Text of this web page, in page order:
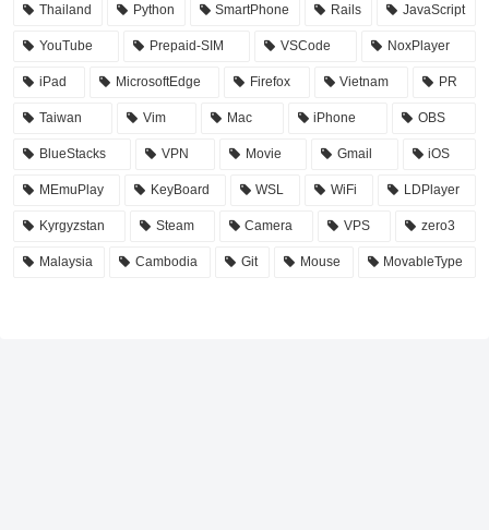
Thailand Python SmartPhone Rails JavaScript
YouTube Prepaid-SIM VSCode NoxPlayer
iPad MicrosoftEdge Firefox Vietnam PR
Taiwan Vim Mac iPhone OBS
BlueStacks VPN Movie Gmail iOS
MEmuPlay KeyBoard WSL WiFi LDPlayer
Kyrgyzstan Steam Camera VPS zero3
Malaysia Cambodia Git Mouse MovableType